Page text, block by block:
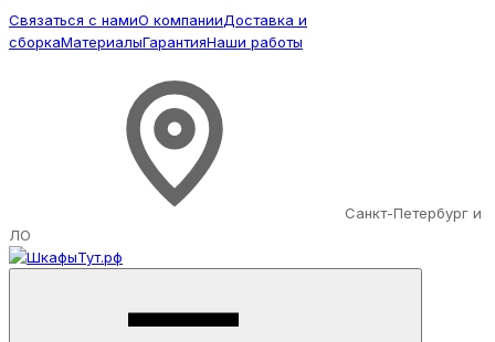
Связаться с намиО компанииДоставка и
сборкаМатериалыГарантияНаши работы
Санкт-Петербург и
ЛО